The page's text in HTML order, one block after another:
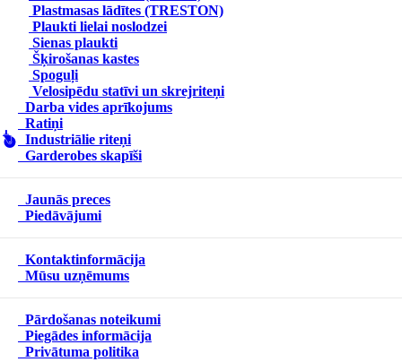
Plastmasas lādītes (TRESTON)
Plaukti lielai noslodzei
Sienas plaukti
Šķirošanas kastes
Spoguļi
Velosipēdu statīvi un skrejriteņi
Darba vides aprīkojums
Ratiņi
Industriālie riteņi
Garderobes skapīši
Jaunās preces
Piedāvājumi
Kontaktinformācija
Mūsu uzņēmums
Pārdošanas noteikumi
Piegādes informācija
Privātuma politika